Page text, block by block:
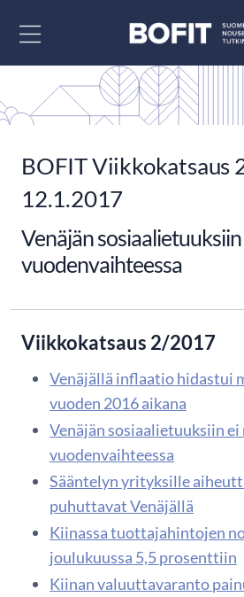
BOFIT Viikkokatsaus
12.1.2017
Venäjän
vuodenvaihteessa
Viikkokatsaus 2/2017
Venäjällä inflaatio hidastui
vuoden 2016 aikana
Venäjän sosiaalietuuksiin
vuodenvaihteessa
Sääntelyn yrityksille
puhuttavat Venäjällä
Kiinassa tuottajahintojen
joulukuussa 5,5 prosenttiin
Kiinan valuuttavaranto